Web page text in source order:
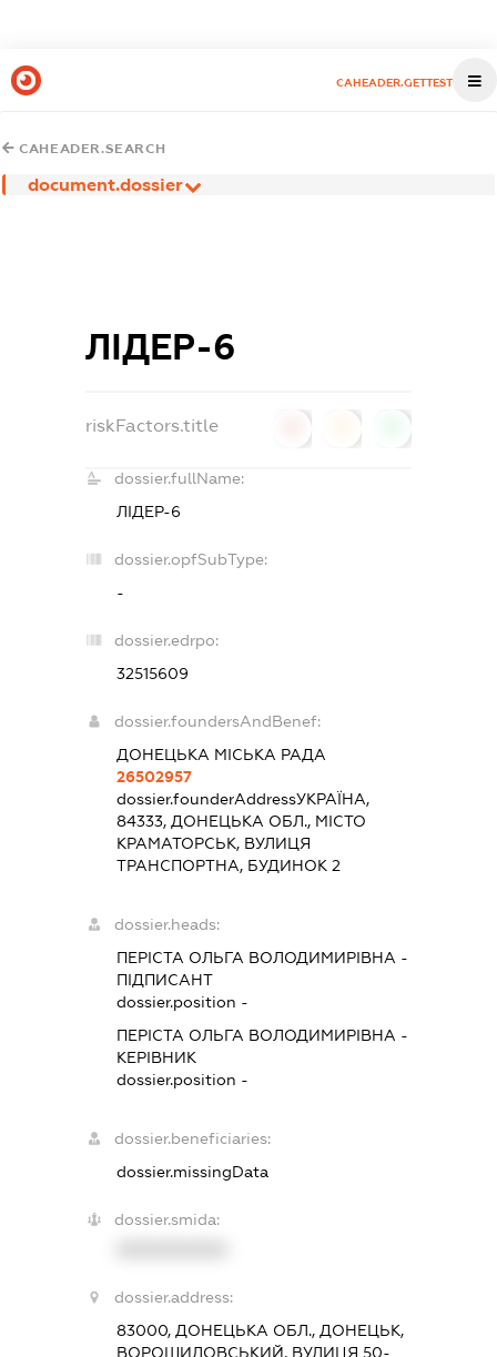
CAHEADER.GETTEST
CAHEADER.SEARCH
document.dossier
ЛІДЕР-6
riskFactors.title
dossier.fullName:
ЛІДЕР-6
dossier.opfSubType:
-
dossier.edrpo:
32515609
dossier.foundersAndBenef:
ДОНЕЦЬКА МІСЬКА РАДА
26502957
dossier.founderAddressУКРАЇНА,
84333, ДОНЕЦЬКА ОБЛ., МІСТО
КРАМАТОРСЬК, ВУЛИЦЯ
ТРАНСПОРТНА, БУДИНОК 2
dossier.heads:
ПЕРІСТА ОЛЬГА ВОЛОДИМИРІВНА -
ПІДПИСАНТ
dossier.position -
ПЕРІСТА ОЛЬГА ВОЛОДИМИРІВНА -
КЕРІВНИК
dossier.position -
dossier.beneficiaries:
dossier.missingData
dossier.smida:
dossier.address:
83000, ДОНЕЦЬКА ОБЛ., ДОНЕЦЬК,
ВОРОШИЛОВСЬКИЙ, ВУЛИЦЯ 50-